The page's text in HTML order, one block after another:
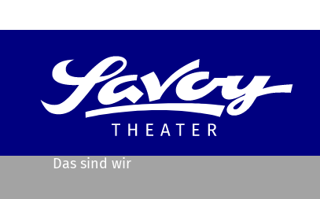
Highlights
Service & Information
Das sind wir